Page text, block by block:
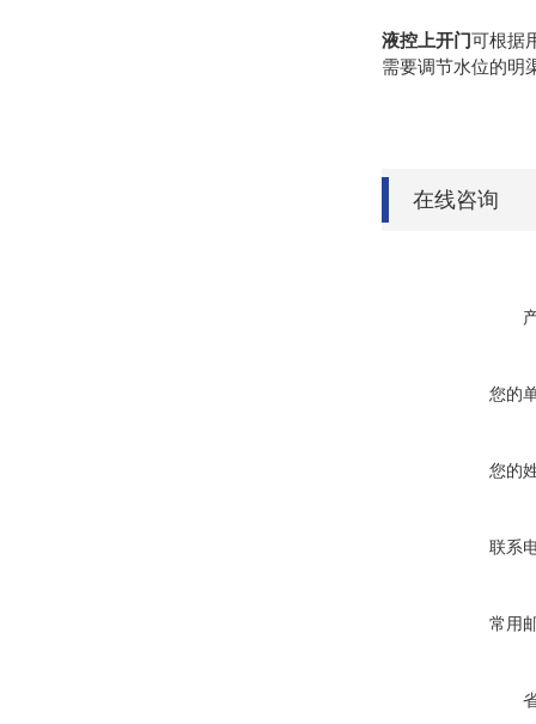
液控上开门可根据
需要调节水位的明
在线咨询
您的
您的
联系
常用